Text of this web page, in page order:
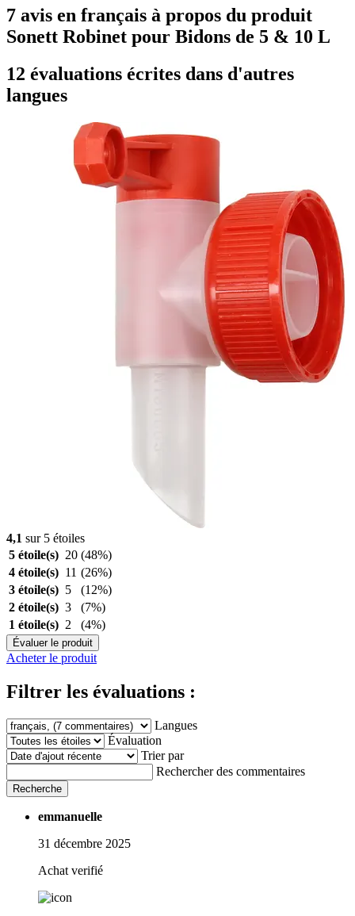
7 avis en français à propos du produit
Sonett Robinet pour Bidons de 5 & 10 L
12 évaluations écrites dans d'autres
langues
4,1 sur 5 étoiles
5 étoile(s) 20 (48%)
4 étoile(s) 11 (26%)
3 étoile(s) 5
(12%)
2 étoile(s) 3
(7%)
1 étoile(s) 2 (4%)
Évaluer le produit
Acheter le produit
Filtrer les évaluations :
Langues
Évaluation
Trier par
Rechercher des commentaires
Recherche
emmanuelle
31 décembre 2025
Achat verifié